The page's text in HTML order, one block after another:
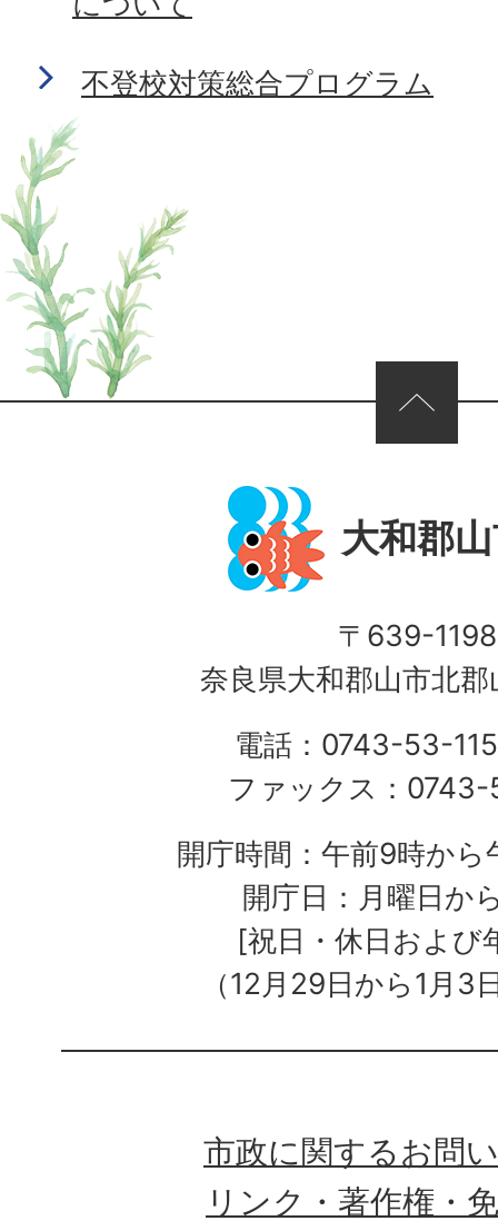
不登校対策総合プログラム
ページの先頭へ
大和郡
〒639-1198
奈良県大和郡山市北
電話：0743-53-
ファックス：
開庁時間：午前9時か
開庁日：月曜日か
[祝日・休日および
（12月29日から1月3
市政に関するお問
リンク・著作権・